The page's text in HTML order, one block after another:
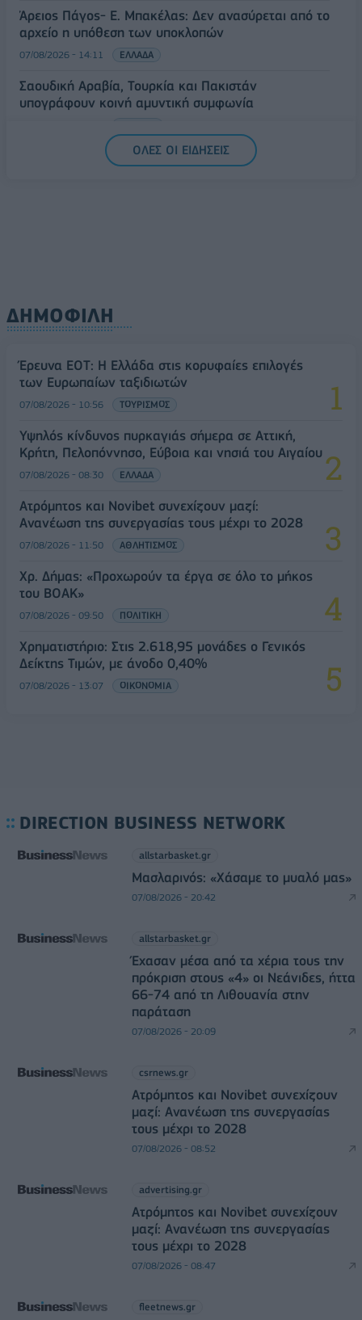
Άρειος Πάγος- Ε. Μπακέλας: Δεν ανασύρεται από το
αρχείο η υπόθεση των υποκλοπών
07/08/2026 - 14:11 ΕΛΛΑΔΑ
Σαουδική Αραβία, Τουρκία και Πακιστάν
υπογράφουν κοινή αμυντική συμφωνία
ΟΛΕΣ ΟΙ ΕΙΔΗΣΕΙΣ
ΔΗΜΟΦΙΛΗ
Έρευνα ΕΟΤ: Η Ελλάδα στις κορυφαίες επιλογές
των Ευρωπαίων ταξιδιωτών
07/08/2026 - 10:56 ΤΟΥΡΙΣΜΟΣ
Υψηλός κίνδυνος πυρκαγιάς σήμερα σε Αττική,
Κρήτη, Πελοπόννησο, Εύβοια και νησιά του Αιγαίου
07/08/2026 - 08:30 ΕΛΛΑΔΑ
Ατρόμητος και Novibet συνεχίζουν μαζί:
Ανανέωση της συνεργασίας τους μέχρι το 2028
07/08/2026 - 11:50 ΑΘΛΗΤΙΣΜΟΣ
Χρ. Δήμας: «Προχωρούν τα έργα σε όλο το μήκος
του ΒΟΑΚ»
07/08/2026 - 09:50 ΠΟΛΙΤΙΚΗ
Χρηματιστήριο: Στις 2.618,95 μονάδες ο Γενικός
Δείκτης Τιμών, με άνοδο 0,40%
07/08/2026 - 13:07 ΟΙΚΟΝΟΜΙΑ
DIRECTION BUSINESS NETWORK
allstarbasket.gr
Μασλαρινός: «Χάσαμε το μυαλό μας»
07/08/2026 - 20:42
allstarbasket.gr
Έχασαν μέσα από τα χέρια τους την
πρόκριση στους «4» οι Νεάνιδες, ήττα
66-74 από τη Λιθουανία στην
παράταση
07/08/2026 - 20:09
csrnews.gr
Ατρόμητος και Novibet συνεχίζουν
μαζί: Ανανέωση της συνεργασίας
τους μέχρι το 2028
07/08/2026 - 08:52
advertising.gr
Ατρόμητος και Novibet συνεχίζουν
μαζί: Ανανέωση της συνεργασίας
τους μέχρι το 2028
07/08/2026 - 08:47
fleetnews.gr